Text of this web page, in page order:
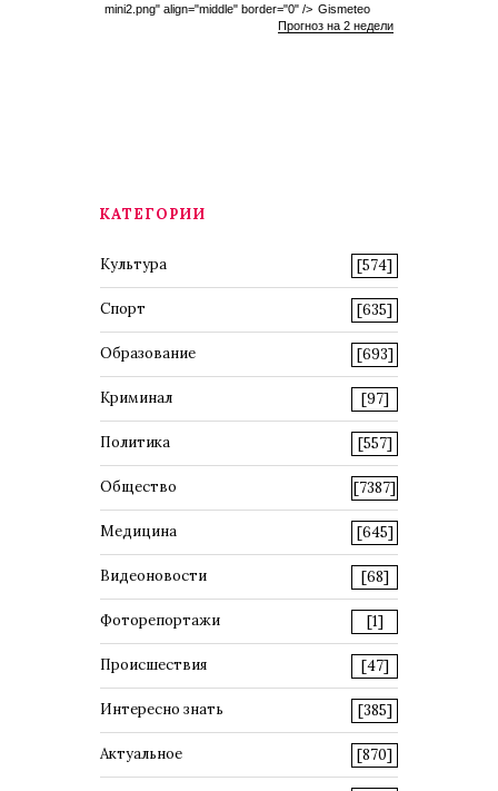
mini2.png" align="middle" border="0" /> Gismeteo
Прогноз на 2 недели
КАТЕГОРИИ
Культура [574]
Спорт [635]
Образование [693]
Криминал [97]
Политика [557]
Общество [7387]
Медицина [645]
Видеоновости [68]
Фоторепортажи [1]
Происшествия [47]
Интересно знать [385]
Актуальное [870]